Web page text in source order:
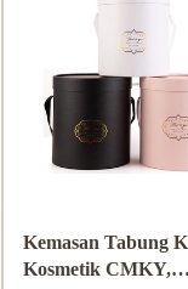
Tabung Kertas
Bergelombang